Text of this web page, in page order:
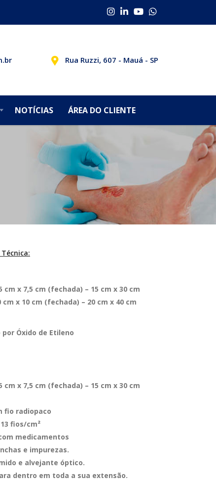
Rua Ruzzi, 607 - Mauá - SP
NOTÍCIAS ÁREA DO CLIENTE
cm x 7,5 cm (fechada) – 15 cm x 30 cm
x 10 cm (fechada) – 20 cm x 40 cm
Óxido de Etileno
cm x 7,5 cm (fechada) – 15 cm x 30 cm
fio radiopaco
fios/cm²
medicamentos
e impurezas.
e alvejante óptico.
dentro em toda a sua extensão.